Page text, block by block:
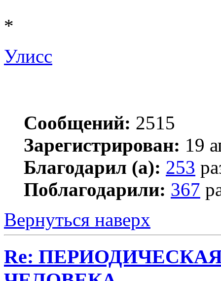
*
Улисс
Сообщений: 2515
Зарегистрирован: 19
Благодарил (а): 253
Поблагодарили: 367
Вернуться наверх
Re: